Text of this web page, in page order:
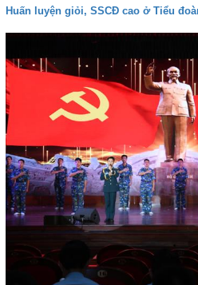
Huấn luyện giỏi, SSCĐ cao ở Tiểu